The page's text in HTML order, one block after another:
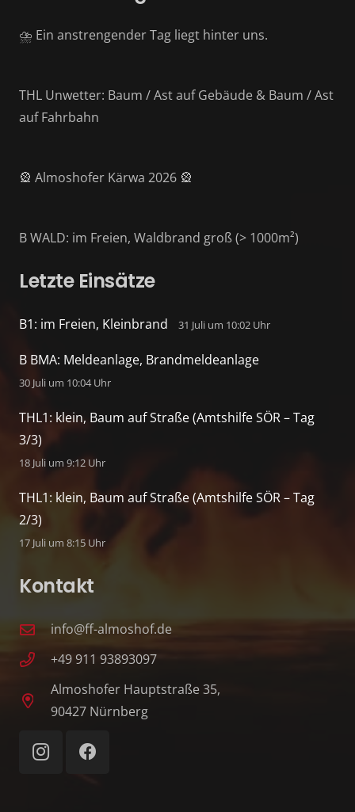
⛈️ Ein anstrengender Tag liegt hinter uns.
THL Unwetter: Baum / Ast auf Gebäude & Baum / Ast
auf Fahrbahn
🎡 Almoshofer Kärwa 2026 🎡
B WALD: im Freien, Waldbrand groß (> 1000m²)
Letzte Einsätze
B1: im Freien, Kleinbrand 31 Juli um 10:02 Uhr
B BMA: Meldeanlage, Brandmeldeanlage
30 Juli um 10:04 Uhr
THL1: klein, Baum auf Straße (Amtshilfe SÖR – Tag
3/3)
18 Juli um 9:12 Uhr
THL1: klein, Baum auf Straße (Amtshilfe SÖR – Tag
2/3)
17 Juli um 8:15 Uhr
Kontakt
info@ff-almoshof.de
+49 911 93893097
Almoshofer Hauptstraße 35,
90427 Nürnberg